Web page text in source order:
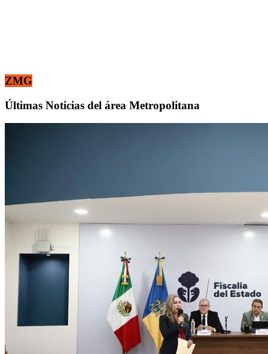
ZMG
Últimas Noticias del área Metropolitana